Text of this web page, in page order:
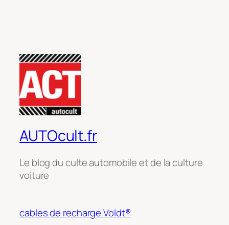
AUTOcult.fr
Le blog du culte automobile et de la culture
voiture
cables de recharge Voldt®